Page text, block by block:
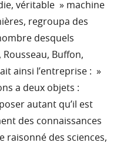
véritable » machine
regroupa des
desquels
Buffon,
ainsi l’entreprise : »
a deux objets :
autant qu’il est
des connaissances
raisonné des sciences,